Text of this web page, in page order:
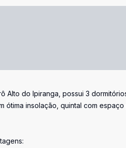
Alto do Ipiranga, possui 3
ótima insolação, quintal com